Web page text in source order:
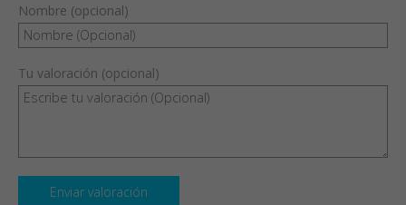
Nombre (opcional)
Tu valoración (opcional)
Enviar valoración